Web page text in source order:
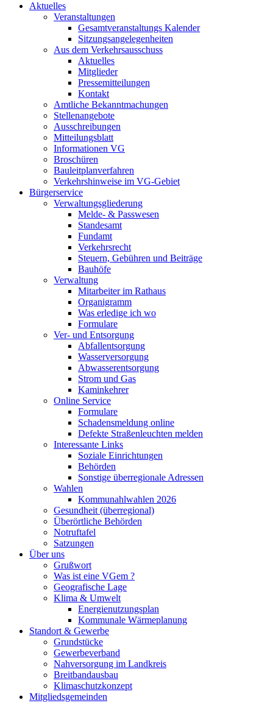
Aktuelles
Veranstaltungen
Gesamtveranstaltungs Kalender
Sitzungsangelegenheiten
Aus dem Verkehrsausschuss
Aktuelles
Mitglieder
Pressemitteilungen
Kontakt
Amtliche Bekanntmachungen
Stellenangebote
Ausschreibungen
Mitteilungsblatt
Informationen VG
Broschüren
Bauleitplanverfahren
Verkehrshinweise im VG-Gebiet
Bürgerservice
Verwaltungsgliederung
Melde- & Passwesen
Standesamt
Fundamt
Verkehrsrecht
Steuern, Gebühren und Beiträge
Bauhöfe
Verwaltung
Mitarbeiter im Rathaus
Organigramm
Was erledige ich wo
Formulare
Ver- und Entsorgung
Abfallentsorgung
Wasserversorgung
Abwasserentsorgung
Strom und Gas
Kaminkehrer
Online Service
Formulare
Schadensmeldung online
Defekte Straßenleuchten melden
Interessante Links
Soziale Einrichtungen
Behörden
Sonstige überregionale Adressen
Wahlen
Kommunahlwahlen 2026
Gesundheit (überregional)
Überörtliche Behörden
Notruftafel
Satzungen
Über uns
Grußwort
Was ist eine VGem ?
Geografische Lage
Klima & Umwelt
Energienutzungsplan
Kommunale Wärmeplanung
Standort & Gewerbe
Grundstücke
Gewerbeverband
Nahversorgung im Landkreis
Breitbandausbau
Klimaschutzkonzept
Mitgliedsgemeinden